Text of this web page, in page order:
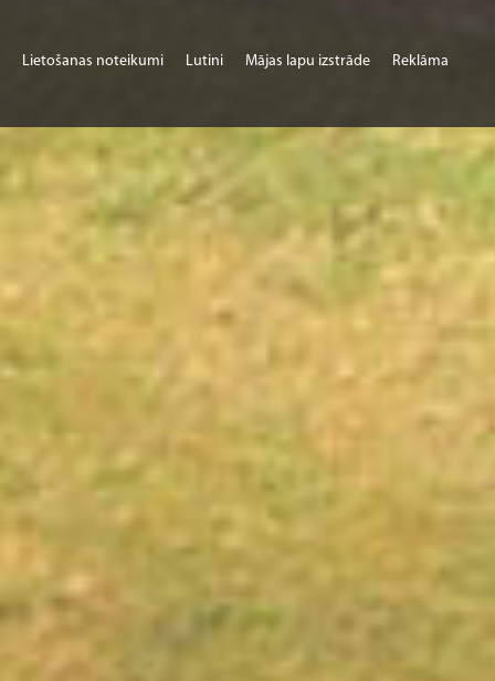
Lietošanas noteikumi Lutini Mājas lapu izstrāde Reklāma